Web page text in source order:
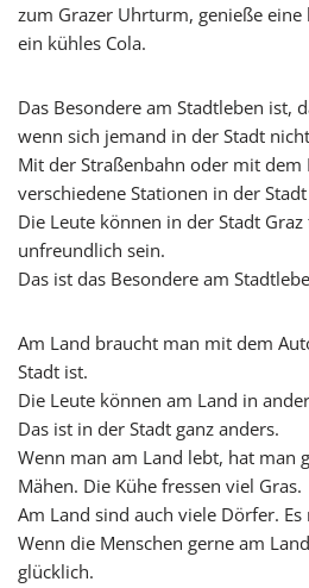
zum Grazer Uhrturm, genieße eine
ein kühles Cola.
Das Besondere am Stadtleben ist,
wenn sich jemand in der Stadt
Mit der Straßenbahn oder mit dem
verschiedene Stationen in der
Die Leute können in der Stadt
unfreundlich sein.
Das ist das Besondere am
Am Land braucht man mit dem
Stadt ist.
Die Leute können am Land in
Das ist in der Stadt ganz anders.
Wenn man am Land lebt, hat man
Mähen. Die Kühe fressen viel Gras.
Am Land sind auch viele Dörfer.
Wenn die Menschen gerne am
glücklich.